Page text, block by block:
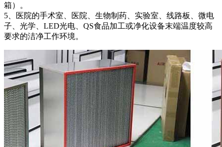
箱）。
5、医院的手术室、医院、生物制药、实验室、线路板、微电
子、光学、LED光电、QS食品加工或净化设备末端温度较高
要求的洁净工作环境。